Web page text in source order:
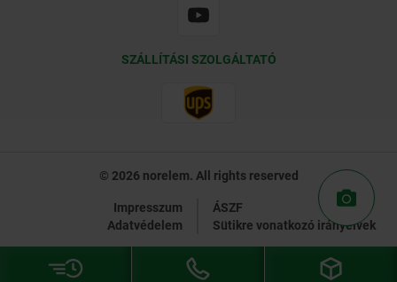
SZÁLLÍTÁSI SZOLGÁLTATÓ
© 2026 norelem. All rights reserved
Impresszum
ÁSZF
Adatvédelem
Sütikre vonatkozó irányelvek